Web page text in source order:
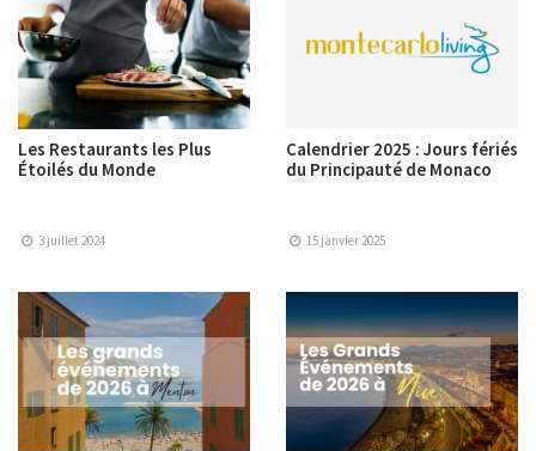
Les Restaurants les Plus
Étoilés du Monde
3 juillet 2024
Calendrier 2025 : Jours fériés
du Principauté de Monaco
15 janvier 2025